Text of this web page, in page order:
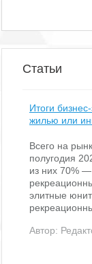
Статьи
Итоги
жилью или
Всего на
полугодия
из них 70%
элитные
Автор: